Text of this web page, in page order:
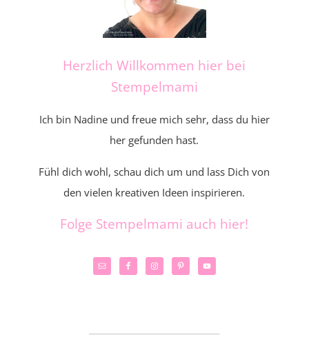
Herzlich Willkommen hier bei
Stempelmami
Ich bin Nadine und freue mich sehr, dass du hier
her gefunden hast.
Fühl dich wohl, schau dich um und lass Dich von
den vielen kreativen Ideen inspirieren.
Folge Stempelmami auch hier!